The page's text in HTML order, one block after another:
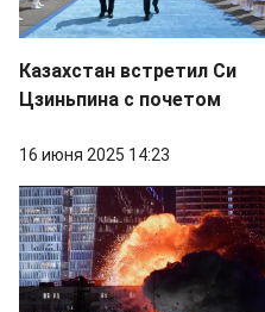
Казахстан встретил Си
Цзиньпина с почетом
16 июня 2025 14:23